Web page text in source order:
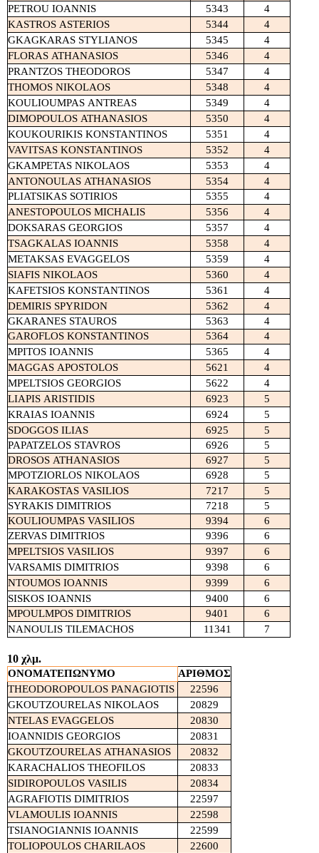
PETROU IOANNIS 5343
4
KASTROS ASTERIOS 5344
4
GKAGKARAS STYLIANOS 5345
4
FLORAS ATHANASIOS 5346
4
PRANTZOS THEODOROS 5347
4
THOMOS NIKOLAOS 5348
4
KOULIOUMPAS ANTREAS 5349
4
DIMOPOULOS ATHANASIOS 5350
4
KOUKOURIKIS KONSTANTINOS 5351
4
VAVITSAS KONSTANTINOS 5352
4
GKAMPETAS NIKOLAOS 5353
4
ANTONOULAS ATHANASIOS 5354
4
PLIATSIKAS SOTIRIOS 5355
4
ANESTOPOULOS MICHALIS 5356
4
DOKSARAS GEORGIOS 5357
4
TSAGKALAS IOANNIS 5358
4
METAKSAS EVAGGELOS 5359
4
SIAFIS NIKOLAOS 5360
4
KAFETSIOS KONSTANTINOS 5361
4
DEMIRIS SPYRIDON 5362
4
GKARANES STAUROS
5363
4
GAROFLOS KONSTANTINOS
5364
4
MPITOS IOANNIS 5365
4
MAGGAS APOSTOLOS 5621
4
MPELTSIOS GEORGIOS 5622
4
LIAPIS ARISTIDIS 6923
5
KRAIAS IOANNIS 6924
5
SDOGGOS ILIAS 6925
5
PAPATZELOS STAVROS
6926
5
DROSOS ATHANASIOS 6927
5
MPOTZIORLOS NIKOLAOS
6928
5
KARAKOSTAS VASILIOS 7217
5
SYRAKIS DIMITRIOS
7218
5
KOULIOUMPAS VASILIOS 9394
6
ZERVAS DIMITRIOS
9396
6
MPELTSIOS VASILIOS 9397
6
VARSAMIS DIMITRIOS 9398
6
NTOUMOS IOANNIS 9399
6
SISKOS IOANNIS 9400
6
MPOULMPOS DIMITRIOS
9401
6
NANOULIS TILEMACHOS 11341 7
10 χλμ.
ΟΝΟΜΑΤΕΠΩΝΥΜΟ
ΑΡΙΘΜΟΣ
THEODOROPOULOS PANAGIOTIS
22596
GKOUTZOURELAS NIKOLAOS
20829
NTELAS EVAGGELOS
20830
IOANNIDIS GEORGIOS
20831
GKOUTZOURELAS ATHANASIOS
20832
KARACHALIOS THEOFILOS
20833
SIDIROPOULOS VASILIS
20834
AGRAFIOTIS DIMITRIOS
22597
VLAMOULIS IOANNIS
22598
TSIANOGIANNIS IOANNIS
22599
TOLIOPOULOS CHARILAOS
22600